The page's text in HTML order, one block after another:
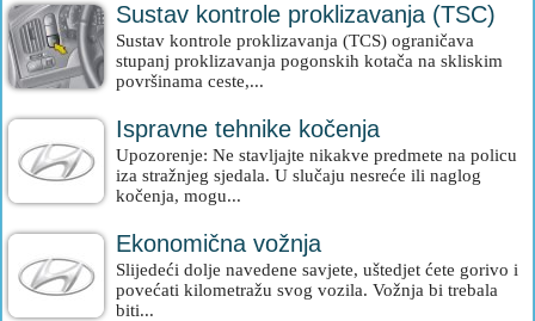
Sustav kontrole proklizavanja (TSC)
Sustav kontrole proklizavanja (TCS) ograničava
stupanj proklizavanja pogonskih kotača na skliskim
površinama ceste,...
Ispravne tehnike kočenja
Upozorenje: Ne stavljajte nikakve predmete na policu
iza stražnjeg sjedala. U slučaju nesreće ili naglog
kočenja, mogu...
Ekonomična vožnja
Slijedeći dolje navedene savjete, uštedjet ćete gorivo i
povećati kilometražu svog vozila. Vožnja bi trebala
biti...